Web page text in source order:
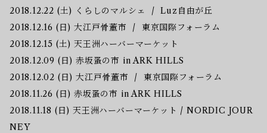
2018.12.22 (土) くらしのマルシェ / Luz自由が丘
2018.12.16 (日) 大江戸骨董市 / 東京国際フォーラム
2018.12.15 (土) 天王洲ハーバーマーケット
2018.12.09 (日) 赤坂蚤の市 in ARK HILLS
2018.12.02 (日) 大江戸骨董市 / 東京国際フォーラム
2018.11.26 (日) 赤坂蚤の市 in ARK HILLS
2018.11.18 (日) 天王洲ハーバーマーケット / NORDIC JOUR
NEY